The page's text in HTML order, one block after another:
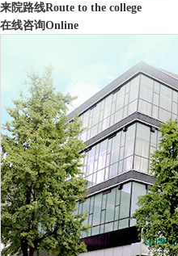
来院路线Route to the college
在线咨询Online